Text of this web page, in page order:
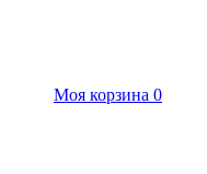
Моя корзина 0